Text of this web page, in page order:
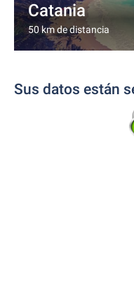
Catania
50 km de distancia
Sus datos están